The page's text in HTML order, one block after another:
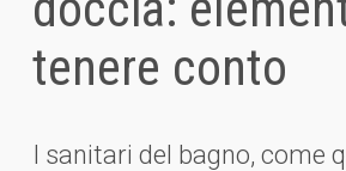
tenere conto
I sanitari del bagno, come